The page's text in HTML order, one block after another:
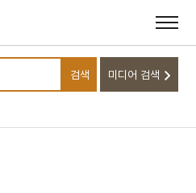
검색어를 입력하세요
검색 미디어 검색